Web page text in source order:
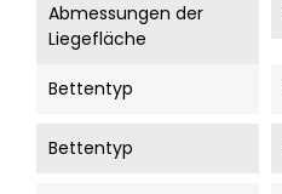
Abmessungen der
Liegefläche
Bettentyp
Bettentyp